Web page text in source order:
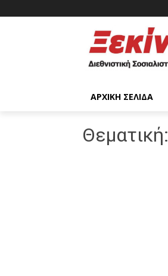
ΑΡΧΙΚΉ ΣΕΛΊΔΑ
Θεματική: